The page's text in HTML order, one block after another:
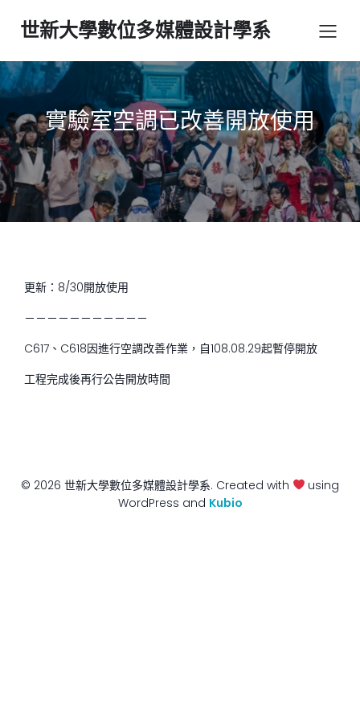
世新大學數位多媒體設計學系
實驗室空調已改善開放使用
更新：8/30開放使用
－－－－－－－－－－－
C617、C618因進行空調改善作業，自108.08.29起暫停開放
工程完成後再行公告開放時間
© 2026 世新大學數位多媒體設計學系. Created with
using
WordPress and Kubio